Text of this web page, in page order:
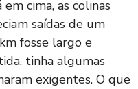
cima, as colinas
saídas de um
fosse largo e
tinha algumas
exigentes. O que